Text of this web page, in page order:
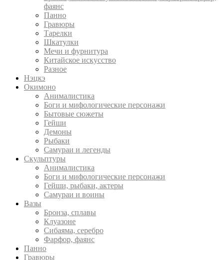
фаянс
Панно
Гравюры
Тарелки
Шкатулки
Мечи и фурнитура
Китайское искусство
Разное
Нэцкэ
Окимоно
Анималистика
Боги и мифологические персонажи
Бытовые сюжеты
Гейши
Демоны
Рыбаки
Самураи и легенды
Скульптуры
Анималистика
Боги и мифологические персонажи
Гейши, рыбаки, актеры
Самураи и воины
Вазы
Бронза, сплавы
Клуазоне
Сибаяма, серебро
Фарфор, фаянс
Панно
Гравюры